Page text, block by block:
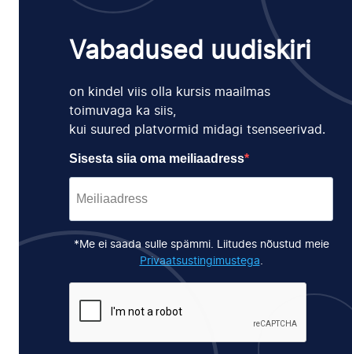
Vabadused uudiskiri
on kindel viis olla kursis maailmas
toimuvaga ka siis,
kui suured platvormid midagi tsenseerivad.
Sisesta siia oma meiliaadress
*Me ei saada sulle spämmi. Liitudes nõustud meie
Privaatsustingimustega.